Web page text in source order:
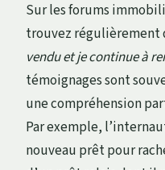
Sur les forums
trouvez régulièrement
vendu et je continue à
témoignages sont
une compréhension
Par exemple,
nouveau prêt pour